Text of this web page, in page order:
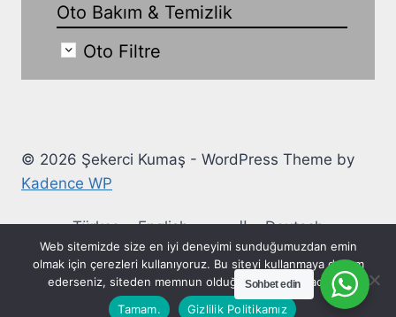
Oto Bakım & Temizlik
Oto Filtre
© 2026 Şekerci Kumaş - WordPress Theme by
Kadence WP
Türkçe English العربية
Deutsch
Ελληνικά
Español Français
Italiano
Русский
Polski Українська
Sohbet edin
Web sitemizde size en iyi deneyimi sunduğumuzdan emin
olmak için çerezleri kullanıyoruz. Bu siteyi kullanmaya devam
ederseniz, siteden memnun olduğunuzu varsayacağız.
Tamam.
Gizlilik Politikamız